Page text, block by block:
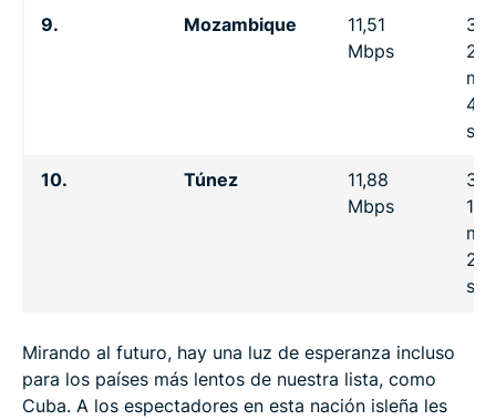
9. Mozambique
11,51
Mbps
3
22
43
10. Túnez
11,88
Mbps
3
16
24
Mirando al futuro, hay una luz de esperanza incluso
para los países más lentos de nuestra lista, como
Cuba. A los espectadores en esta nación isleña les